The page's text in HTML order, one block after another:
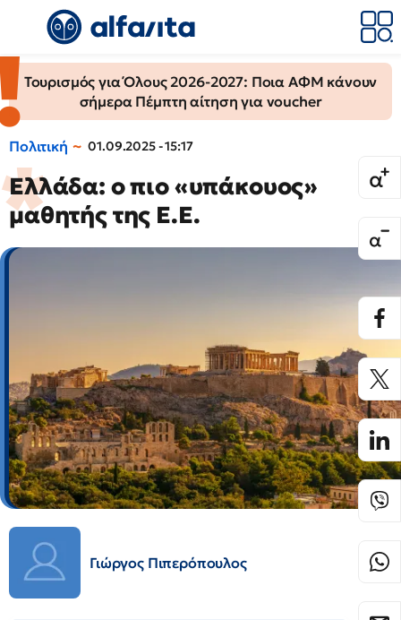
Τουρισμός για Όλους 2026-2027: Ποια ΑΦΜ κάνουν
σήμερα Πέμπτη αίτηση για voucher
Πολιτική 01.09.2025 - 15:17
Ελλάδα: ο πιο «υπάκουος»
μαθητής της Ε.Ε.
Γιώργος Πιπερόπουλος